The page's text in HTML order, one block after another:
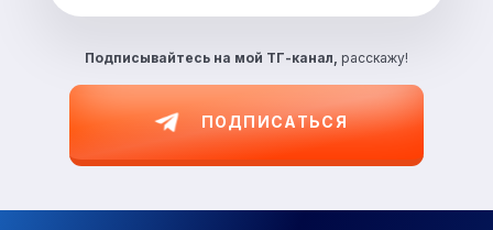
Подписывайтесь на мой ТГ-канал, расскажу!
ПОДПИСАТЬСЯ